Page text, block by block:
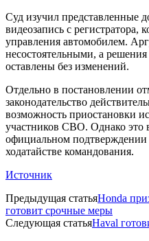
Суд изучил представленные
видеозапись с регистратора,
управления автомобилем.
несостоятельными, а
оставлены без изменений.
Отдельно в постановлении
законодательство
возможность приостановки
участников СВО. Однако это
официальном
ходатайстве командования.
Источник
Предыдущая статьяHonda
готовит срочные меры
Следующая статьяHaval